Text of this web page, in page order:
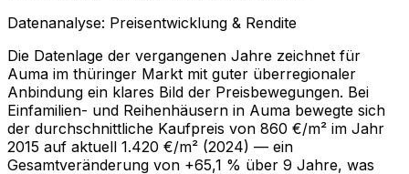
Datenanalyse: Preisentwicklung & Rendite
Die Datenlage der vergangenen Jahre zeichnet für
Auma im thüringer Markt mit guter überregionaler
Anbindung ein klares Bild der Preisbewegungen. Bei
Einfamilien- und Reihenhäusern in Auma bewegte sich
der durchschnittliche Kaufpreis von 860 €/m² im Jahr
2015 auf aktuell 1.420 €/m² (2024) — ein
Gesamtveränderung von +65,1 % über 9 Jahre, was